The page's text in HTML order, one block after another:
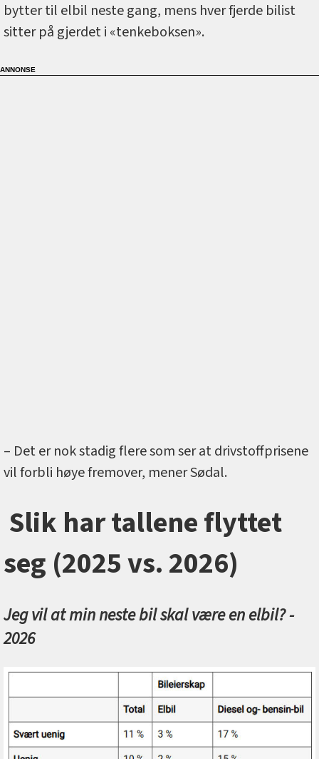
bytter til elbil neste gang, mens hver fjerde bilist
sitter på gjerdet i «tenkeboksen».
– Det er nok stadig flere som ser at drivstoffprisene
vil forbli høye fremover, mener Sødal.
Slik har tallene flyttet
seg (2025 vs. 2026)
Jeg vil at min neste bil skal være en elbil? -
2026